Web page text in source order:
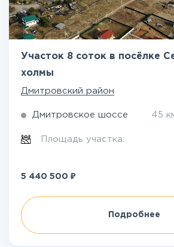
Участок 8 соток в посёлке
холмы
Дмитровский район
Дмитровское шоссе 45
Площадь участка:
5 440 500 ₽
Подробнее